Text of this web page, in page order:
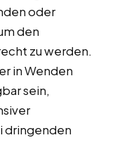
oder
den
zu werden.
in Wenden
sein,
dringenden